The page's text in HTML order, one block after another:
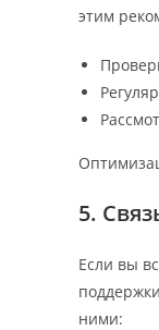
этим
5.
Если вы
ними: